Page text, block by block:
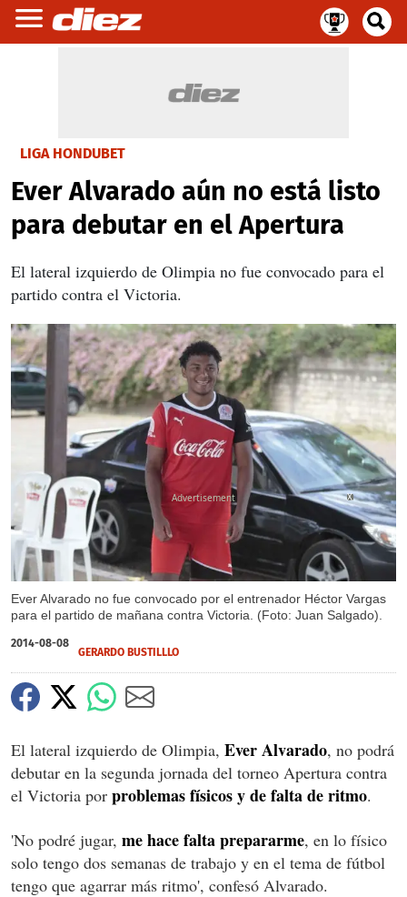
LIGA HONDUBET
Ever Alvarado aún no está listo
para debutar en el Apertura
El lateral izquierdo de Olimpia no fue convocado para el
partido contra el Victoria.
Ever Alvarado no fue convocado por el entrenador Héctor Vargas
para el partido de mañana contra Victoria. (Foto: Juan Salgado).
X
2014-08-08
GERARDO BUSTILLLO
El lateral izquierdo de Olimpia, Ever Alvarado, no podrá
debutar en la segunda jornada del torneo Apertura contra
el Victoria por problemas físicos y de falta de ritmo.
'No podré jugar, me hace falta prepararme, en lo físico
solo tengo dos semanas de trabajo y en el tema de fútbol
tengo que agarrar más ritmo', confesó Alvarado.